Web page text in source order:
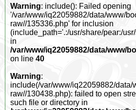
Warning: include(): Failed opening
'/var/www/iq22059882/data/www/
raw//135336.php' for inclusion
(include_path='.:/usr/share/pear:/
in
/var/www/iq22059882/data/www/
on line 40
Warning:
include(/var/www/iq22059882/
raw//130438.php): failed to open
such file or directory in